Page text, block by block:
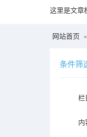
这里是文章
网站首页
条件筛
栏
内